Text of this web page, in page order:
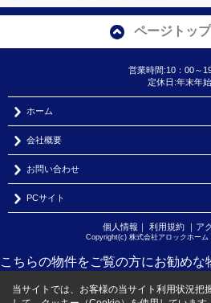
ページトッ
営業時間:10：00～
定休日:年末年始
ホーム
会社概要
お問い合わせ
PCサイト
個人情報 ｜ 利用規約｜ ア
Copyright(c) 株式会社アロックホー
こちらの物件をご覧の方にお勧めな
当サイトでは、お客様の当サイト利用状況把